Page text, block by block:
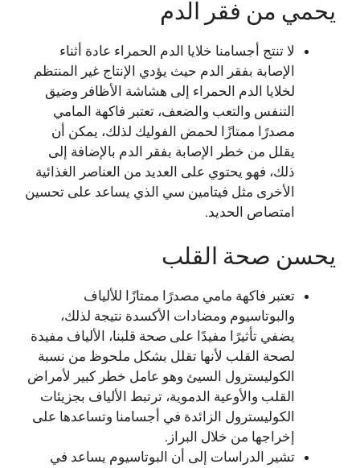
يحمي من فقر الدم
لا تنتج أجسامنا خلايا الدم الحمراء عادة أثناء
الإصابة بفقر الدم حيث يؤدي الإنتاج غير المنتظم
لخلايا الدم الحمراء إلى هشاشة الأظافر وضيق
التنفس والتعب والضعف، تعتبر فاكهة المامي
مصدرًا ممتازًا لحمض الفوليك لذلك، يمكن أن
يقلل من خطر الإصابة بفقر الدم بالإضافة إلى
ذلك، فهو يحتوي على العديد من العناصر الغذائية
الأخرى مثل فيتامين سي الذي يساعد على تحسين
امتصاص الحديد.
يحسن صحة القلب
تعتبر فاكهة مامي مصدرًا ممتازًا للألياف
والبوتاسيوم ومضادات الأكسدة نتيجة لذلك،
يضفي تأثيرًا مفيدًا على صحة قلبنا، الألياف مفيدة
لصحة القلب لأنها تقلل بشكل ملحوظ من نسبة
الكوليسترول السيئ وهو عامل خطر كبير لأمراض
القلب والأوعية الدموية، ترتبط الألياف بجزيئات
الكوليسترول الزائدة في أجسامنا وتساعدها على
إخراجها من خلال البراز.
تشير الدراسات إلى أن البوتاسيوم يساعد في